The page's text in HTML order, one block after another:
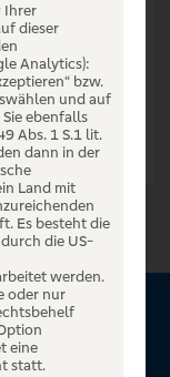
Ihrer
dieser
Analytics):
bzw.
und auf
Sie ebenfalls
Abs. 1 S.1 lit.
dann in der
Land mit
Es besteht die
die US-
werden.
oder nur
eine
statt.